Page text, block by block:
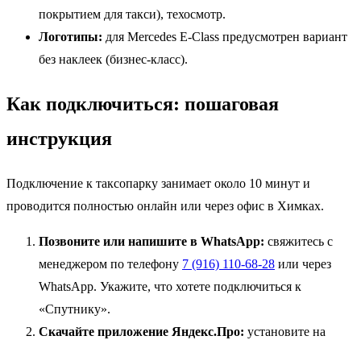
покрытием для такси), техосмотр.
Логотипы: для Mercedes E-Class предусмотрен вариант
без наклеек (бизнес-класс).
Как подключиться: пошаговая
инструкция
Подключение к таксопарку занимает около 10 минут и
проводится полностью онлайн или через офис в Химках.
Позвоните или напишите в WhatsApp: свяжитесь с
менеджером по телефону 7 (916) 110-68-28 или через
WhatsApp. Укажите, что хотете подключиться к
«Спутнику».
Скачайте приложение Яндекс.Про: установите на